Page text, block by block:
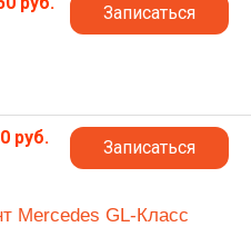
Записаться
руб. Записаться
Mercedes GL-Класс